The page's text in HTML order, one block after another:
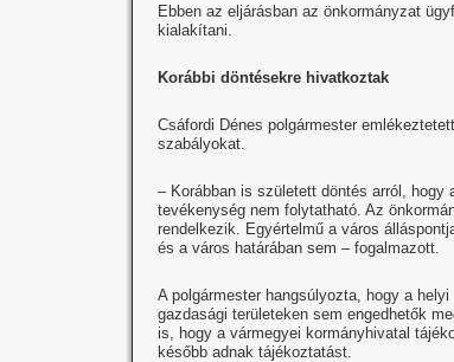
Ebben az eljárásban az önkormányzat
kialakítani.
Korábbi döntésekre hivatkoztak
Csáfordi Dénes polgármester
szabályokat.
– Korábban is született döntés arról, hogy
tevékenység nem folytatható. Az
rendelkezik. Egyértelmű a város
és a város határában sem – fogalmazott.
A polgármester hangsúlyozta, hogy a
gazdasági területeken sem engedhetők
is, hogy a vármegyei kormányhivatal
később adnak tájékoztatást.